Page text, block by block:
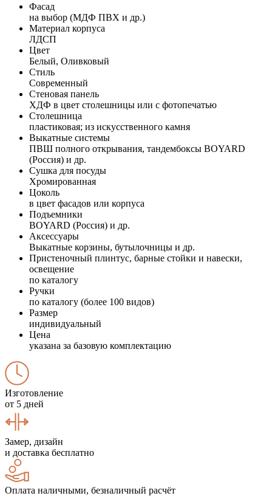
Фасад
на выбор (МДФ ПВХ и др.)
Материал корпуса
ЛДСП
Цвет
Белый, Оливковый
Стиль
Современный
Стеновая панель
ХДФ в цвет столешницы или с фотопечатью
Столешница
пластиковая; из искусственного камня
Выкатные системы
ПВШ полного открывания, тандембоксы BOYARD
(Россия) и др.
Сушка для посуды
Хромированная
Цоколь
в цвет фасадов или корпуса
Подъемники
BOYARD (Россия) и др.
Аксессуары
Выкатные корзины, бутылочницы и др.
Пристеночный плинтус, барные стойки и навески,
освещение
по каталогу
Ручки
по каталогу (более 100 видов)
Размер
индивидуальный
Цена
указана за базовую комплектацию
Изготовление
от 5 дней
Замер, дизайн
и доставка бесплатно
Оплата наличными, безналичный расчёт